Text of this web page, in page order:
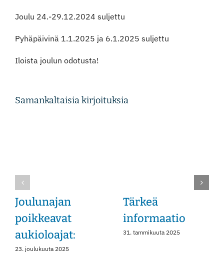
Yhteystiedot
Nettiajanvaraus
Joulu 24.-29.12.2024 suljettu
Pyhäpäivinä 1.1.2025 ja 6.1.2025 suljettu
Iloista joulun odotusta!
Samankaltaisia kirjoituksia
Joulunajan
poikkeavat
aukioloajat:
23. joulukuuta 2025
Tärkeä
informaatio
31. tammikuuta 2025